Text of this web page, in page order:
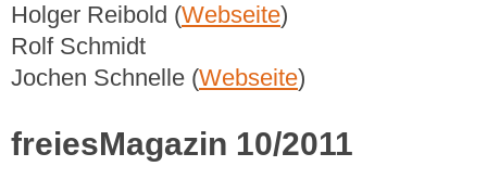
Holger Reibold (Webseite)
Rolf Schmidt
Jochen Schnelle (Webseite)
freiesMagazin 10/2011